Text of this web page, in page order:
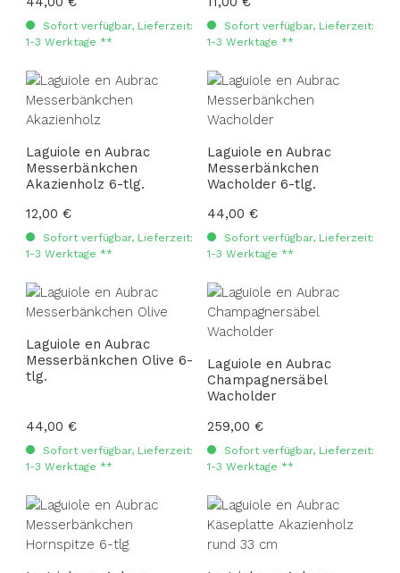
Sofort verfügbar, Lieferzeit:
1-3 Werktage **
Sofort verfügbar, Lieferzeit:
1-3 Werktage **
Laguiole en Aubrac
Messerbänkchen
Akazienholz 6-tlg.
Regulärer Preis:
12,00 €
Sofort verfügbar, Lieferzeit:
1-3 Werktage **
Laguiole en Aubrac
Messerbänkchen
Wacholder 6-tlg.
Regulärer Preis:
44,00 €
Sofort verfügbar, Lieferzeit:
1-3 Werktage **
Laguiole en Aubrac
Messerbänkchen Olive 6-
tlg.
Regulärer Preis:
44,00 €
Sofort verfügbar, Lieferzeit:
1-3 Werktage **
Laguiole en Aubrac
Champagnersäbel
Wacholder
Regulärer Preis:
259,00 €
Sofort verfügbar, Lieferzeit:
1-3 Werktage **